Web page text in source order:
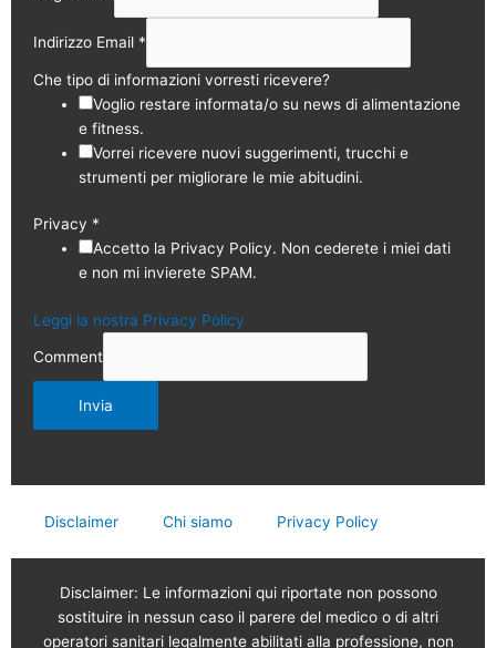
Indirizzo Email *
Che tipo di informazioni vorresti ricevere?
Voglio restare informata/o su news di alimentazione
e fitness.
Vorrei ricevere nuovi suggerimenti, trucchi e
strumenti per migliorare le mie abitudini.
Privacy *
Accetto la Privacy Policy. Non cederete i miei dati
e non mi invierete SPAM.
Leggi la nostra Privacy Policy
Comment
Invia
Disclaimer Chi siamo Privacy Policy
Disclaimer: Le informazioni qui riportate non possono
sostituire in nessun caso il parere del medico o di altri
operatori sanitari legalmente abilitati alla professione, non